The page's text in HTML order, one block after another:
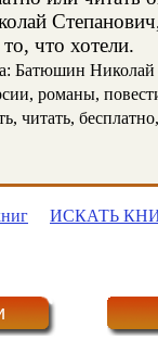
что хотели.
Батюшин Николай
романы,
читать,
ИСКАТЬ